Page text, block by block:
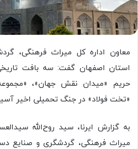
معاون اداره کل میراث فرهنگی،
استان اصفهان گفت: سه بافت
حریم «میدان نقش جهان»،
«تخت فولاد» در جنگ تحمیلی اخیر
به گزارش ایرنا، سید روح‌الله
میراث فرهنگی، گردشگری و صنایع